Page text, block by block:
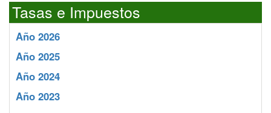
Tasas e Impuestos
Año 2026
Año 2025
Año 2024
Año 2023